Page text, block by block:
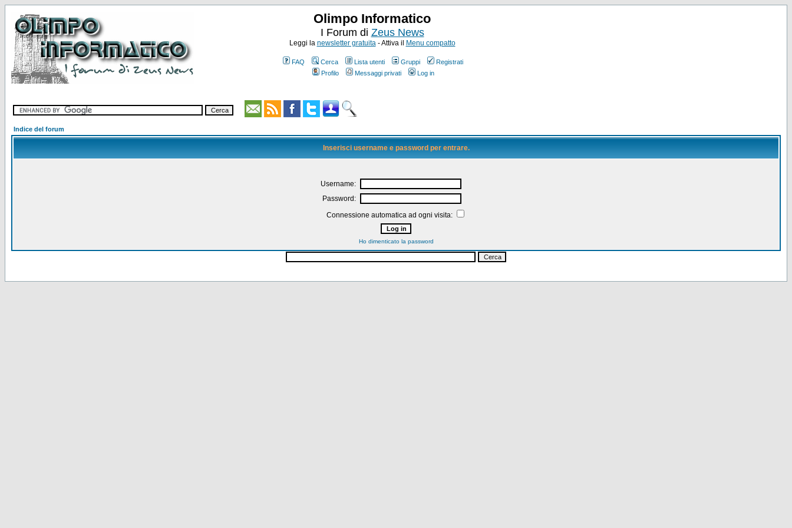
Olimpo Informatico
I Forum di Zeus News
Leggi la newsletter gratuita- Attiva il Menu compatto
FAQ Cerca Lista utenti Gruppi
Registrati
Profilo
Messaggi privati Log in
Indice del forum
Inserisci username e password per entrare.
Username:
Password:
Connessione automatica ad ogni visita:
Ho dimenticato la password